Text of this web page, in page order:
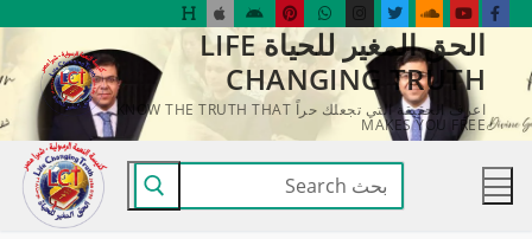
التجاوز
المحتوى
الحق المغير للحياة LIFE
CHANGING TRUTH
اعرف الحقيقة التي تجعلك حراً KNOW THE TRUTH THAT
MAKES YOU FREE
البحث
عن: